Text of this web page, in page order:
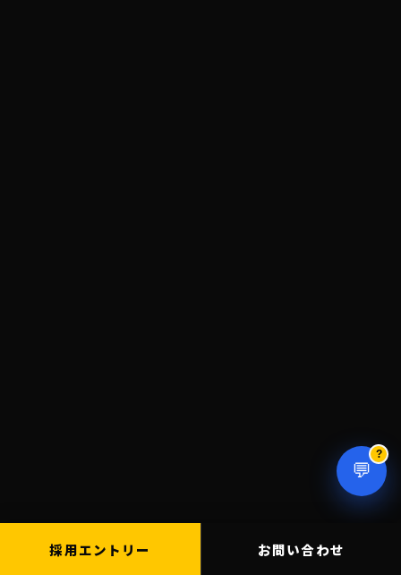
💬
?
採用エントリー お問い合わせ